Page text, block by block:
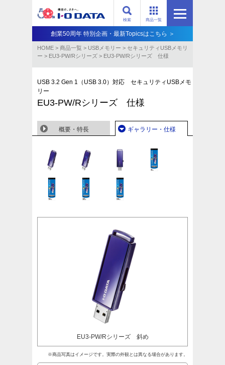
商品一覧
検索
創業50周年 特別企画・最新Topicsはこちら ＞
HOME > 商品一覧 > USBメモリー > セキュリティUSBメモリ
ー > EU3-PW/Rシリーズ > EU3-PW/Rシリーズ 仕様
USB 3.2 Gen 1（USB 3.0）対応 セキュリティUSBメモ
リー
EU3-PW/Rシリーズ 仕様
概要・特長 ギャラリー・仕様
EU3-PW/Rシリーズ 斜め
※商品写真はイメージです。実際の外観とは異なる場合があります。